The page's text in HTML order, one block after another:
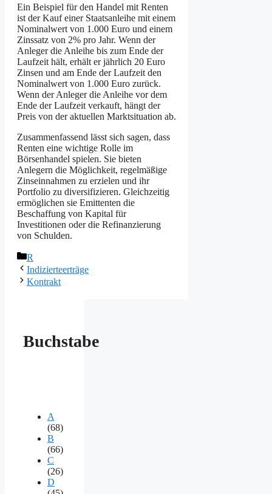
Ein Beispiel für den Handel mit Renten
ist der Kauf einer Staatsanleihe mit einem
Nominalwert von 1.000 Euro und einem
Zinssatz von 2% pro Jahr. Wenn der
Anleger die Anleihe bis zum Ende der
Laufzeit hält, erhält er jährlich 20 Euro
Zinsen und am Ende der Laufzeit den
Nominalwert von 1.000 Euro zurück.
Wenn der Anleger die Anleihe vor dem
Ende der Laufzeit verkauft, hängt der
Preis von der aktuellen Marktsituation ab.
Zusammenfassend lässt sich sagen, dass
Renten eine wichtige Rolle im
Börsenhandel spielen. Sie bieten
Anlegern die Möglichkeit, regelmäßige
Zinseinnahmen zu erzielen und ihr
Portfolio zu diversifizieren. Gleichzeitig
ermöglichen sie Emittenten die
Beschaffung von Kapital für
Investitionen oder die Refinanzierung
von Schulden.
Kategorien
R
Indizierteerträge
Kontrakt
Buchstabe
A
(68)
B
(66)
C
(26)
D